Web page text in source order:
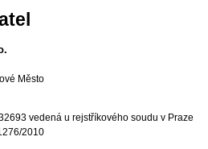
Město
vedená u rejstříkového soudu v Praze
2010